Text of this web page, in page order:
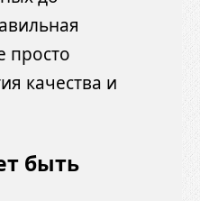
просто
качества и
быть